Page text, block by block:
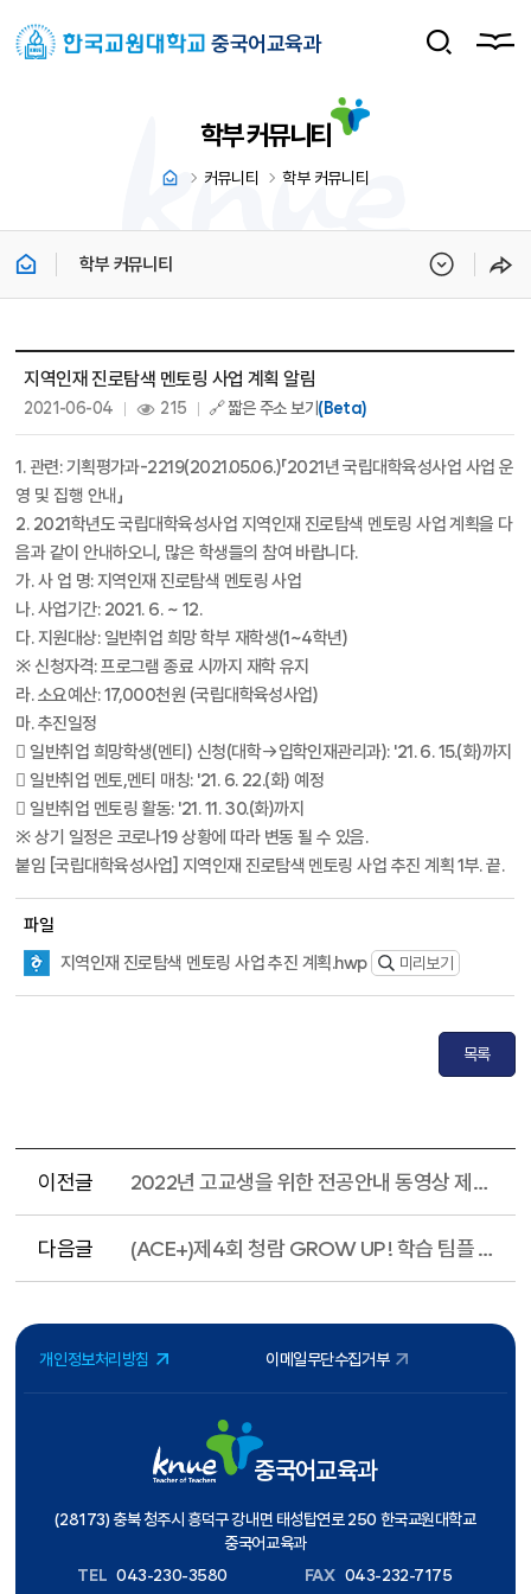
중국어교육과
학부 커뮤니티
커뮤니티 학부 커뮤니티
학부 커뮤니티
지역인재 진로탐색 멘토링 사업 계획 알림
2021-06-04 215 🔗 짧은 주소 보기(Beta)
1. 관련: 기획평가과-2219(2021.05.06.)「2021년 국립대학육성사업 사업 운
영 및 집행 안내」
2. 2021학년도 국립대학육성사업 지역인재 진로탐색 멘토링 사업 계획을 다
음과 같이 안내하오니, 많은 학생들의 참여 바랍니다.
가. 사 업 명: 지역인재 진로탐색 멘토링 사업
나. 사업기간: 2021. 6. ~ 12.
다. 지원대상: 일반취업 희망 학부 재학생(1~4학년)
※ 신청자격: 프로그램 종료 시까지 재학 유지
라. 소요예산: 17,000천원 (국립대학육성사업)
마. 추진일정
 일반취업 희망학생(멘티) 신청(대학→입학인재관리과): '21. 6. 15.(화)까지
 일반취업 멘토,멘티 매칭: '21. 6. 22.(화) 예정
 일반취업 멘토링 활동: '21. 11. 30.(화)까지
※ 상기 일정은 코로나19 상황에 따라 변동 될 수 있음.
붙임 [국립대학육성사업] 지역인재 진로탐색 멘토링 사업 추진 계획 1부. 끝.
파일
지역인재 진로탐색 멘토링 사업 추진 계획.hwp
미리보기
목록
이전글 2022년 고교생을 위한 전공안내 동영상 제작 학과 참여 신청 안내
다음글 (ACE+)제4회 청람 GROW UP! 학습 팀플 최종 심사 결과
개인정보처리방침 이메일무단수집거부
중국어교육과
(28173) 충북 청주시 흥덕구 강내면 태성탑연로 250 한국교원대학교
중국어교육과
TEL 043-230-3580 FAX 043-232-7175